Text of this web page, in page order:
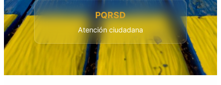
PQRSD
Atención ciudadana